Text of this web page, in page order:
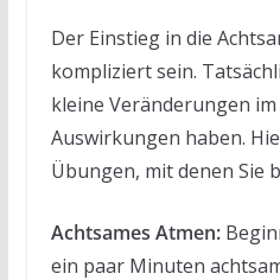
Der Einstieg in die
kompliziert sein.
kleine Veränderungen
Auswirkungen haben.
Übungen, mit denen Sie
Achtsames Atmen:
ein paar Minuten